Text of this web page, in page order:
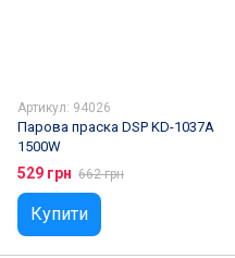
Артикул: 94026
Парова праска DSP KD-1037A
1500W
529 грн 662 грн
Купити